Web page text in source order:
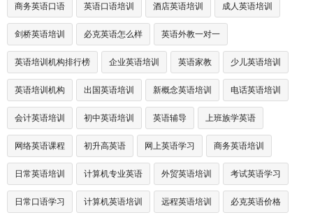
商务英语口语 英语口语培训 酒店英语培训 成人英语培训
剑桥英语培训 必克英语怎么样 英语外教一对一
英语培训机构排行榜 企业英语培训 英语家教 少儿英语培训
英语培训机构 出国英语培训 新概念英语培训 电话英语培训
会计英语培训 初中英语培训 英语辅导 上班族学英语
网络英语课程 初升高英语 网上英语学习 商务英语培训
日常英语培训 计算机专业英语 外贸英语培训 考试英语学习
日常口语学习 计算机英语培训 远程英语培训 必克英语价格